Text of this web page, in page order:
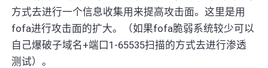
方式去进行一个信息收集用来提高攻击面。这里是用
fofa进行攻击面的扩大。（如果fofa脆弱系统较少可以
自己爆破子域名+端口1-65535扫描的方式去进行渗透
测试）。